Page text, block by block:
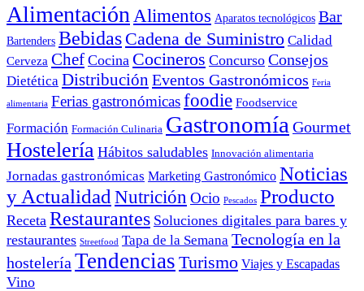
Alimentación Alimentos Aparatos tecnológicos Bar
Bartenders Bebidas Cadena de Suministro Calidad
Cerveza Chef Cocina Cocineros Concurso Consejos
Dietética Distribución Eventos Gastronómicos Feria
alimentaria Ferias gastronómicasfoodie Foodservice
Formación Formación Culinaria Gastronomía Gourmet
Hostelería Hábitos saludables Innovación alimentaria
Jornadas gastronómicas Marketing Gastronómico Noticias
y Actualidad Nutrición Ocio Pescados Producto
Receta Restaurantes Soluciones digitales para bares y
restaurantes Streetfood Tapa de la Semana Tecnología en la
hostelería Tendencias Turismo Viajes y Escapadas
Vino